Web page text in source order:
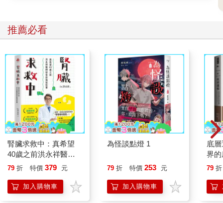
推薦必看
腎臟求救中：真希望
40歲之前洪永祥醫師
就告訴我這些事
79 折 特價 379 元
加入購物車
為怪談點燈 1
79 折 特價 253 元
加入購物車
底
界
79 折